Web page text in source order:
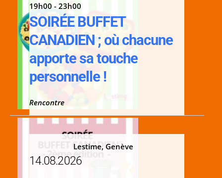
19h00 - 23h00
SOIRÉE BUFFET
CANADIEN ; où chacune
apporte sa touche
personnelle !
Rencontre
Lestime, Genève
14.08.2026